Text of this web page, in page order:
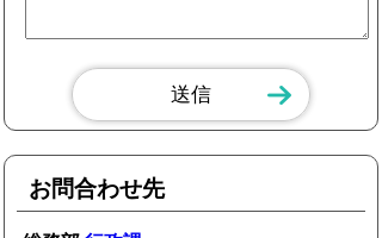
お問合わせ先